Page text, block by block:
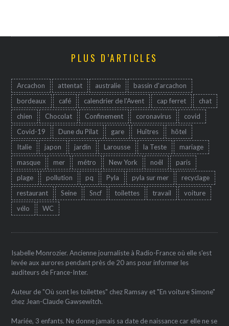
PLUS D’ARTICLES
Arcachon attentat australie
bassin d'arcachon
bordeaux
café calendrier de l'Avent cap ferret
chat
chien
Chocolat Confinement coronavirus
covid
Covid-19
Dune du Pilat gare Huîtres
hôtel
Italie
japon jardin Larousse la Teste
mariage
masque
mer métro New York noêl
paris
plage
pollution pq Pyla pyla sur mer
recyclage
restaurant
Seine Sncf toilettes travail
voiture
vélo
WC
Isabelle Monrozier. Ancienne journaliste à Radio-France où elle s'est
levée aux aurores pendant près de 20 ans pour informer les
auditeurs de France-Inter.
Auteur de "Où sont les toilettes" chez Ramsay et "En voiture Simone"
chez Jean-Claude Gawsewitch.
Mariée, 3 enfants. Ne donne jamais sa date de naissance car elle ne se